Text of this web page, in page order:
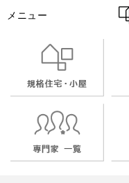
メニュー